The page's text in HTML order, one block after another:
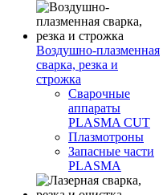
Воздушно-плазменная
сварка, резка и
строжка
Сварочные
аппараты
PLASMA CUT
Плазмотроны
Запасные части
PLASMA